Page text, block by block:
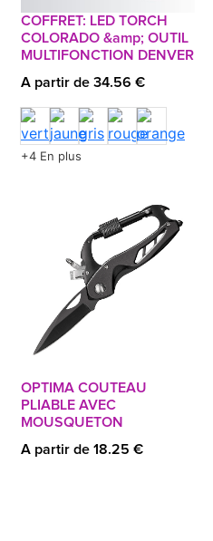
COFFRET: LED TORCH
COLORADO &amp; OUTIL
MULTIFONCTION DENVER
A partir de 34.56 €
+4 En plus
OPTIMA COUTEAU
PLIABLE AVEC
MOUSQUETON
A partir de 18.25 €